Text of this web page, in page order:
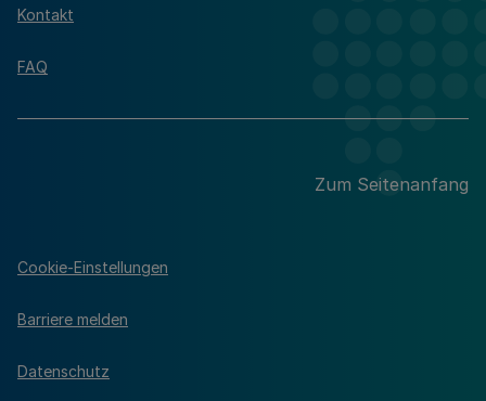
Kontakt
FAQ
Zum Seitenanfang
Cookie-Einstellungen
Barriere melden
Datenschutz